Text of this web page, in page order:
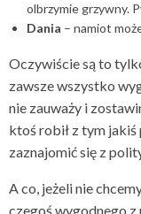
olbrzymie grzywny.
Dania – namiot
Oczywiście są to
zawsze wszystko
nie zauważy i
ktoś robił z tym
zaznajomić się z
A co, jeżeli nie
czegoś wygodnego z